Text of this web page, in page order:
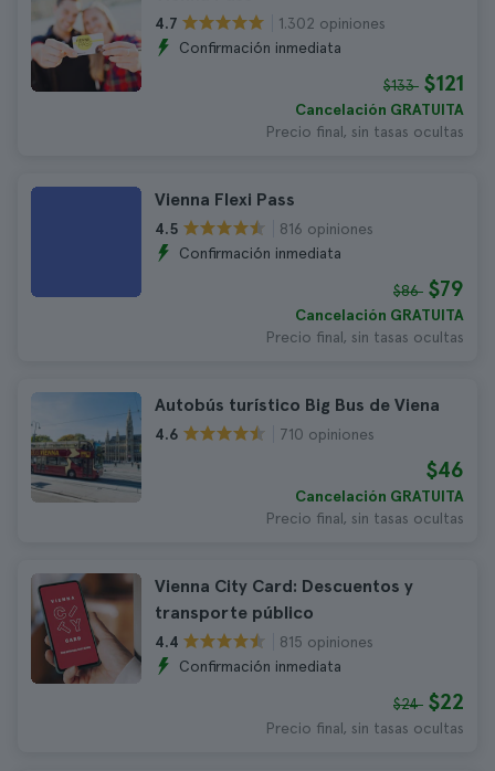
4.7
1.302 opiniones
Confirmación inmediata
$133 $121
Cancelación GRATUITA
Precio final, sin tasas ocultas
Vienna Flexi Pass
4.5
816 opiniones
Confirmación inmediata
$86 $79
Cancelación GRATUITA
Precio final, sin tasas ocultas
Autobús turístico Big Bus de Viena
4.6 710 opiniones
$46
Cancelación GRATUITA
Precio final, sin tasas ocultas
Vienna City Card: Descuentos y
transporte público
4.4
815 opiniones
Confirmación inmediata
$24 $22
Precio final, sin tasas ocultas